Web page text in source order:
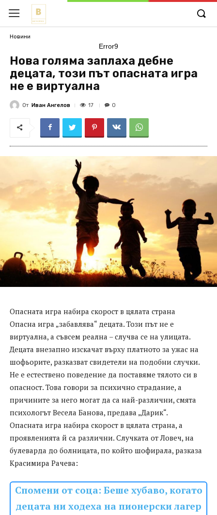
Новини
Error9
Нова голяма заплаха дебне
децата, този път опасната игра
не е виртуална
От Иван Ангелов 17 0
Опасната игра набира скорост в цялата страна
Опасна игра „забавлява“ децата. Този път не е
виртуална, а съвсем реална – случва се на улицата.
Децата внезапно изскачат върху платното за ужас на
шофьорите, разказват свидетели на подобни случки.
Не е естествено поведение да поставяме тялото си в
опасност. Това говори за психично страдание, а
причините за него могат да са най-различни, смята
психологът Весела Банова, предава „Дарик“.
Опасната игра набира скорост в цялата страна, а
проявленията й са различни. Случката от Ловеч, на
булеварда до болницата, по който шофирала, разказа
Красимира Рачева:
Спомени от соца: Беше хубаво, когато
децата ни ходеха на пионерски лагер